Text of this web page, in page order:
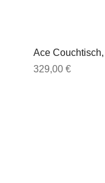
Ace
Preis
329,00 €